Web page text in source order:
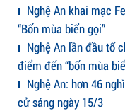
Nghệ An khai mạc
“Bốn mùa biển gọi”
Nghệ An lần đầu tổ
điểm đến “bốn mùa
Nghệ An: hơn 46
cử sáng ngày 15/3